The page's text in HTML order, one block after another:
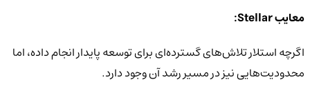
معایب Stellar:
اگرچه استلار تلاش‌های گسترده‌ای برای توسعه پایدار انجام داده، اما
محدودیت‌هایی نیز در مسیر رشد آن وجود دارد.